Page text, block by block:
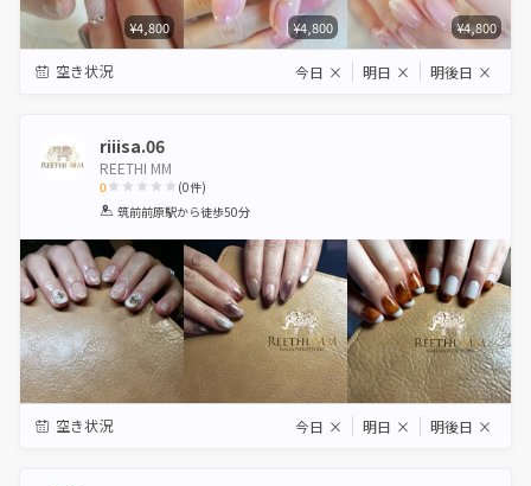
¥4,800 ¥4,800 ¥4,800
空き状況 今日 × 明日 × 明後日 ×
riiisa.06
REETHI MM
0
1 2 3 4 5
(0件)
筑前前原駅から徒歩50分
空き状況 今日 × 明日 × 明後日 ×